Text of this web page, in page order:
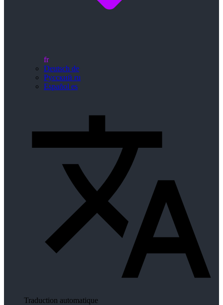
fr
Deutsch de
Русский ru
Español es
Traduction automatique